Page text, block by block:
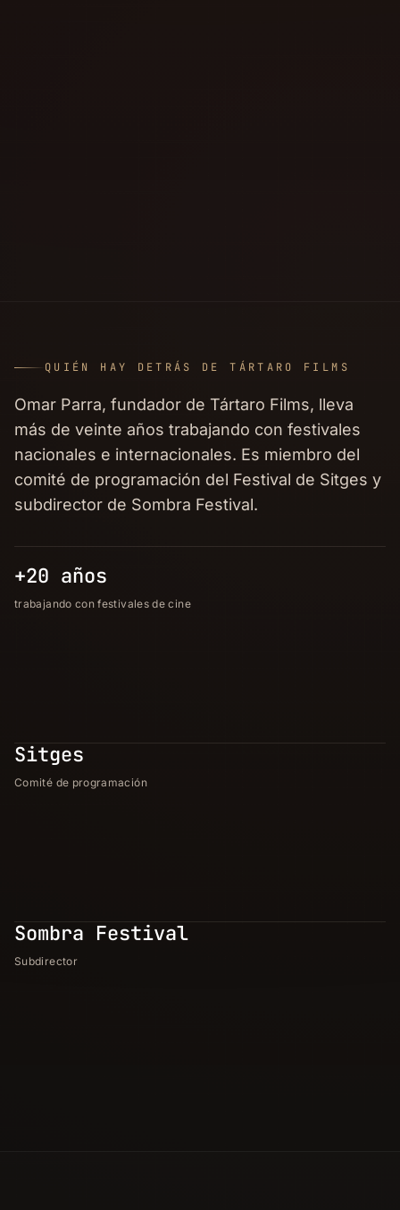
QUIÉN HAY DETRÁS DE TÁRTARO FILMS
Omar Parra, fundador de Tártaro Films, lleva
más de veinte años trabajando con festivales
nacionales e internacionales. Es miembro del
comité de programación del Festival de Sitges y
subdirector de Sombra Festival.
+20 años
trabajando con festivales de cine
Sitges
Comité de programación
Sombra Festival
Subdirector